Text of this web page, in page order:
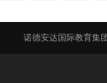
安达国际教育集团